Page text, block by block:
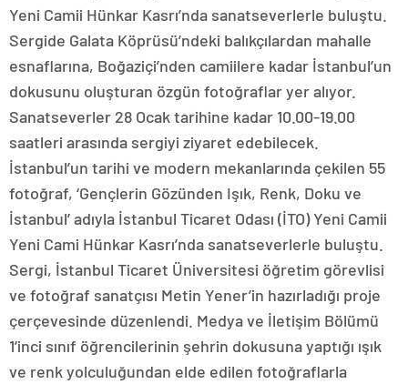
Yeni Camii Hünkar Kasrı’nda sanatseverlerle buluştu.
Sergide Galata Köprüsü’ndeki balıkçılardan mahalle
esnaflarına, Boğaziçi’nden camiilere kadar İstanbul’un
dokusunu oluşturan özgün fotoğraflar yer alıyor.
Sanatseverler 28 Ocak tarihine kadar 10.00-19.00
saatleri arasında sergiyi ziyaret edebilecek.
İstanbul’un tarihi ve modern mekanlarında çekilen 55
fotoğraf, ‘Gençlerin Gözünden Işık, Renk, Doku ve
İstanbul’ adıyla İstanbul Ticaret Odası (İTO) Yeni Camii
Yeni Cami Hünkar Kasrı’nda sanatseverlerle buluştu.
Sergi, İstanbul Ticaret Üniversitesi öğretim görevlisi
ve fotoğraf sanatçısı Metin Yener’in hazırladığı proje
çerçevesinde düzenlendi. Medya ve İletişim Bölümü
1’inci sınıf öğrencilerinin şehrin dokusuna yaptığı ışık
ve renk yolculuğundan elde edilen fotoğraflarla